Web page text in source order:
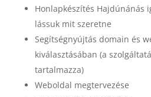
Honlapkészítés Hajdúnánás
lássuk mit szeretne
Segítségnyújtás domain és
kiválasztásában (a
tartalmazza)
Weboldal megtervezése